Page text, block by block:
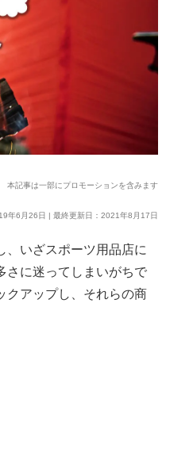
本記事は一部にプロモーションを含みます
年6月26日 | 最終更新日：2021年8月17日
、いざスポーツ用品店に
さに迷ってしまいがちで
クアップし、それらの商